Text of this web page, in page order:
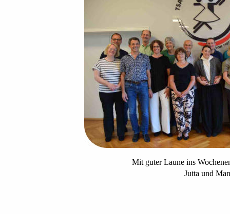
Mit guter Laune ins
Jutta und